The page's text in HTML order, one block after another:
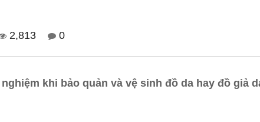
2,813 0
khi bảo quản và vệ sinh đồ da hay đồ